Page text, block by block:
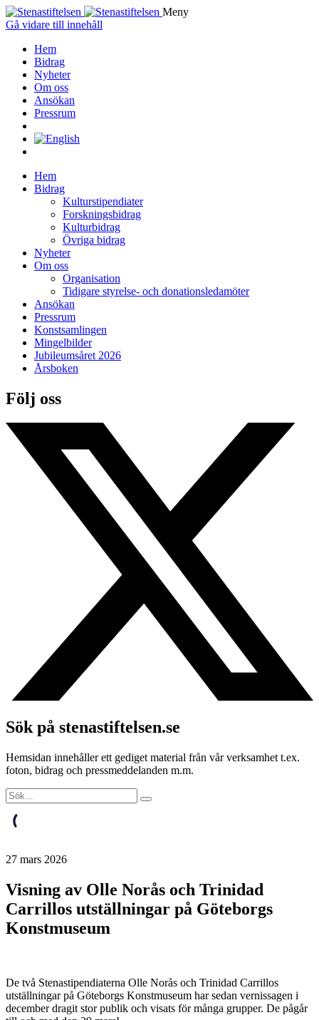
Meny
Gå vidare till innehåll
Hem
Bidrag
Nyheter
Om oss
Ansökan
Pressrum
Hem
Bidrag
Kulturstipendiater
Forskningsbidrag
Kulturbidrag
Övriga bidrag
Nyheter
Om oss
Organisation
Tidigare styrelse- och donationsledamöter
Ansökan
Pressrum
Konstsamlingen
Mingelbilder
Jubileumsåret 2026
Årsboken
Följ oss
Sök på stenastiftelsen.se
Hemsidan innehåller ett gediget material från vår verksamhet t.ex.
foton, bidrag och pressmeddelanden m.m.
27 mars 2026
Visning av Olle Norås och Trinidad
Carrillos utställningar på Göteborgs
Konstmuseum
De två Stenastipendiaterna Olle Norås och Trinidad Carrillos
utställningar på Göteborgs Konstmuseum har sedan vernissagen i
december dragit stor publik och visats för många grupper. De pågår